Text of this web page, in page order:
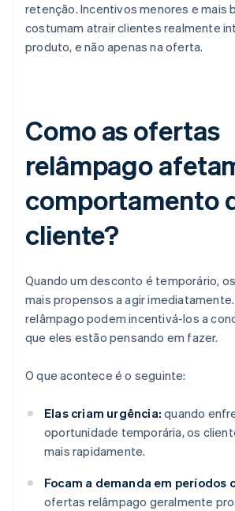
retenção. Incentivos menores e mais
costumam atrair clientes realmente
produto, e não apenas na oferta.
Como as ofertas
relâmpago
comportamento
cliente?
Quando um desconto é temporário,
mais propensos a agir
relâmpago podem incentivá-los a
que eles estão pensando em fazer.
O que acontece é o seguinte:
Elas criam urgência: quando
oportunidade temporária, os
mais rapidamente.
Focam a demanda em períodos
ofertas relâmpago geralmente